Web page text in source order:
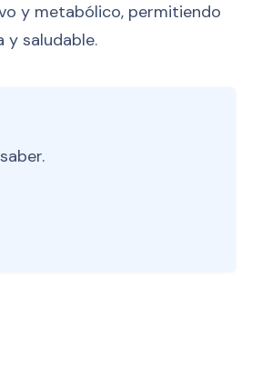
y metabólico, permitiendo
y saludable.